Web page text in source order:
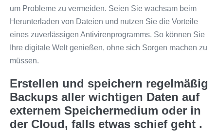
um Probleme zu vermeiden. Seien Sie wachsam beim
Herunterladen von Dateien und nutzen Sie die Vorteile
eines zuverlässigen Antivirenprogramms. So können Sie
Ihre digitale Welt genießen, ohne sich Sorgen machen zu
müssen.
Erstellen und speichern regelmäßig
Backups aller wichtigen Daten auf
externem Speichermedium oder in
der Cloud, falls etwas schief geht .